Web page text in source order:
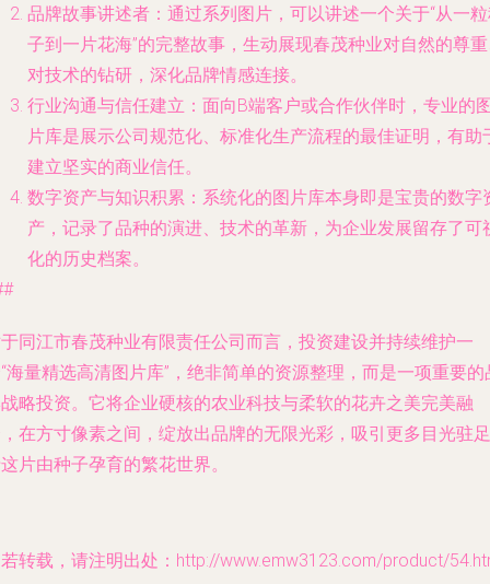
品牌故事讲述者 ：通过系列图片，可以讲述一个关于“从一
子到一片花海”的完整故事，生动展现春茂种业对自然的尊
对技术的钻研，深化品牌情感连接。
行业沟通与信任建立 ：面向B端客户或合作伙伴时，专业的
片库是展示公司规范化、标准化生产流程的最佳证明，有助
建立坚实的商业信任。
数字资产与知识积累 ：系统化的图片库本身即是宝贵的数字
产，记录了品种的演进、技术的革新，为企业发展留存了可
化的历史档案。
同江市春茂种业有限责任公司而言，投资建设并持续维护一
海量精选高清图片库”，绝非简单的资源整理，而是一项重要的
略投资。它将企业硬核的农业科技与柔软的花卉之美完美融
在方寸像素之间，绽放出品牌的无限光彩，吸引更多目光驻足
片由种子孕育的繁花世界。
转载，请注明出处：http://www.emw3123.com/product/